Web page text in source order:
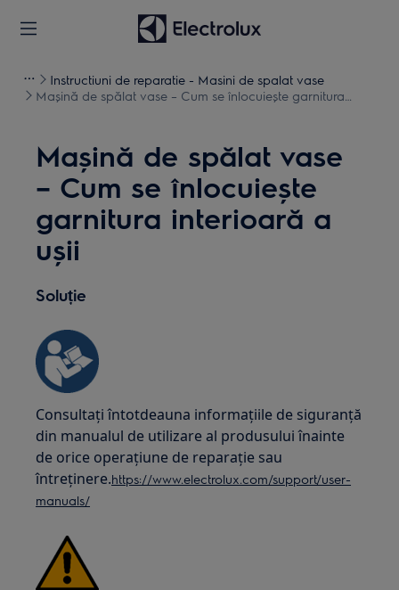
Instructiuni de reparatie - Masini de spalat vase
Mașină de spălat vase – Cum se înlocuiește garnitura
Mașină de spălat vase
– Cum se înlocuiește
garnitura interioară a
ușii
Soluție
Consultați întotdeauna informațiile de siguranță
din manualul de utilizare al produsului înainte
de orice operațiune de reparație sau
întreținere.https://www.electrolux.com/support/user-
manuals/